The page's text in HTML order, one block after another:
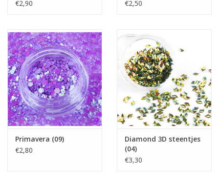
€2,90
€2,50
Primavera (09)
€2,80
Diamond 3D steentjes
(04)
€3,30